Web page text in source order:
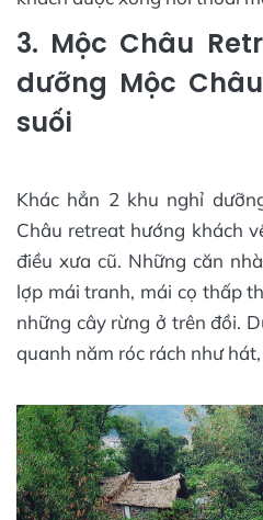
3. Mộc Châu
dưỡng Mộc
suối
Khác hẳn 2 khu nghỉ
Châu retreat hướng khách
điều xưa cũ. Những căn
lợp mái tranh, mái cọ thấp
những cây rừng ở trên đồi.
quanh năm róc rách như